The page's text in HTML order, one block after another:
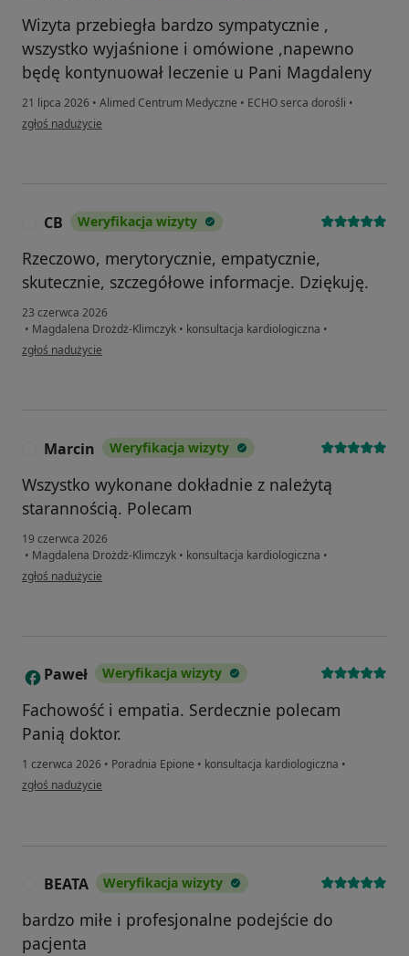
Wizyta przebiegła bardzo sympatycznie ,
wszystko wyjaśnione i omówione ,napewno
będę kontynuował leczenie u Pani Magdaleny
21 lipca 2026 • Alimed Centrum Medyczne • ECHO serca dorośli •
w opinii użytkownika Sebastian
zgłoś nadużycie
CB Weryfikacja wizyty
Rzeczowo, merytorycznie, empatycznie,
skutecznie, szczegółowe informacje. Dziękuję.
23 czerwca 2026
• Magdalena Drożdż-Klimczyk • konsultacja kardiologiczna •
w opinii użytkownika CB
zgłoś nadużycie
Marcin Weryfikacja wizyty
Wszystko wykonane dokładnie z należytą
starannością. Polecam
19 czerwca 2026
• Magdalena Drożdż-Klimczyk • konsultacja kardiologiczna •
w opinii użytkownika Marcin
zgłoś nadużycie
P Paweł Weryfikacja wizyty
Fachowość i empatia. Serdecznie polecam
Panią doktor.
1 czerwca 2026 • Poradnia Epione • konsultacja kardiologiczna •
w opinii użytkownika Paweł
zgłoś nadużycie
BEATA Weryfikacja wizyty
bardzo miłe i profesjonalne podejście do
pacjenta